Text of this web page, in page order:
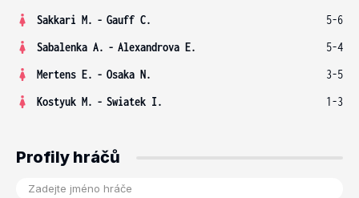
Sakkari M. - Gauff C.
5-6
Sabalenka A. - Alexandrova E.
5-4
Mertens E. - Osaka N.
3-5
Kostyuk M. - Swiatek I. 1-3
Profily hráčů